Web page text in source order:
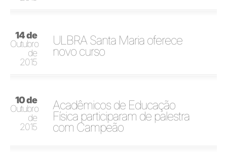
14 de
Outubro
de
2015
ULBRA Santa Maria oferece
novo curso
10 de
Outubro
de
2015
Acadêmicos de Educação
Física participaram de palestra
com Campeão